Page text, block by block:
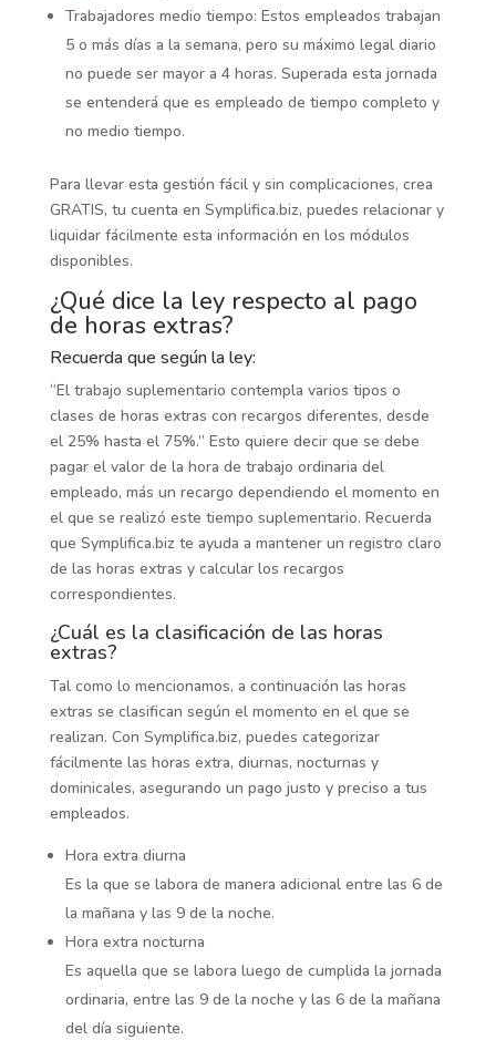
Trabajadores medio tiempo: Estos empleados trabajan
5 o más días a la semana, pero su máximo legal diario
no puede ser mayor a 4 horas. Superada esta jornada
se entenderá que es empleado de tiempo completo y
no medio tiempo.
Para llevar esta gestión fácil y sin complicaciones, crea
GRATIS, tu cuenta en Symplifica.biz, puedes relacionar y
liquidar fácilmente esta información en los módulos
disponibles.
¿Qué dice la ley respecto al pago
de horas extras?
Recuerda que según la ley:
“El trabajo suplementario contempla varios tipos o
clases de horas extras con recargos diferentes, desde
el 25% hasta el 75%.” Esto quiere decir que se debe
pagar el valor de la hora de trabajo ordinaria del
empleado, más un recargo dependiendo el momento en
el que se realizó este tiempo suplementario. Recuerda
que Symplifica.biz te ayuda a mantener un registro claro
de las horas extras y calcular los recargos
correspondientes.
¿Cuál es la clasificación de las horas
extras?
Tal como lo mencionamos, a continuación las horas
extras se clasifican según el momento en el que se
realizan. Con Symplifica.biz, puedes categorizar
fácilmente las horas extra, diurnas, nocturnas y
dominicales, asegurando un pago justo y preciso a tus
empleados.
Hora extra diurna
Es la que se labora de manera adicional entre las 6 de
la mañana y las 9 de la noche.
Hora extra nocturna
Es aquella que se labora luego de cumplida la jornada
ordinaria, entre las 9 de la noche y las 6 de la mañana
del día siguiente.